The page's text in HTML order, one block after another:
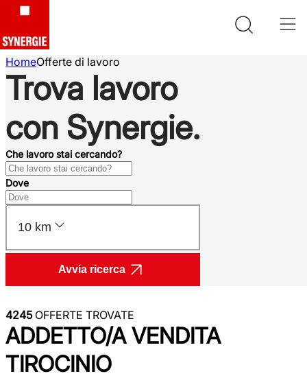
HomeOfferte di lavoro
Trova lavoro
con Synergie.
Che lavoro stai cercando?
Dove
10 km
Avvia ricerca
4245OFFERTE TROVATE
ADDETTO/A VENDITA
TIROCINIO